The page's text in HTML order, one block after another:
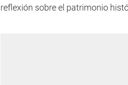
reflexión sobre el patrimonio